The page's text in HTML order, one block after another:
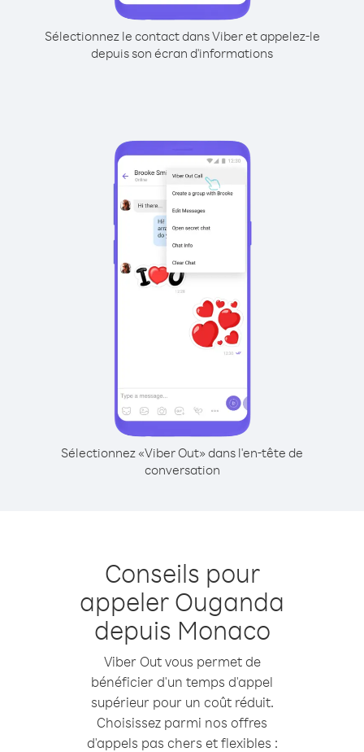
Sélectionnez le contact dans Viber et appelez-le
depuis son écran d'informations
Sélectionnez «Viber Out» dans l'en-tête de
conversation
Conseils pour
appeler Ouganda
depuis Monaco
Viber Out vous permet de
bénéficier d'un temps d'appel
supérieur pour un coût réduit.
Choisissez parmi nos offres
d'appels pas chers et flexibles :